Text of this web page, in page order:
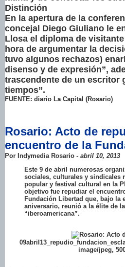
Distinción
En la apertura de la
concejal Diego Giuliano le
Llosa el diploma de
hora de argumentar la
tuvo algunos rechazos)
disenso y de expresión”,
trascendente de un escritor
tiempos”.
FUENTE: diario La Capital (Rosario)
Rosario: Acto de
encuentro de la
Por Indymedia Rosario - abril 10, 2013
Este 9 de abril numerosas
sociales, culturales y sindicales
popular y festival cultural en la
objetivo fue repudiar el
Fundación Libertad que, bajo la
aniversario, reunió a la élite de
“iberoamericana”.
image/jpeg,